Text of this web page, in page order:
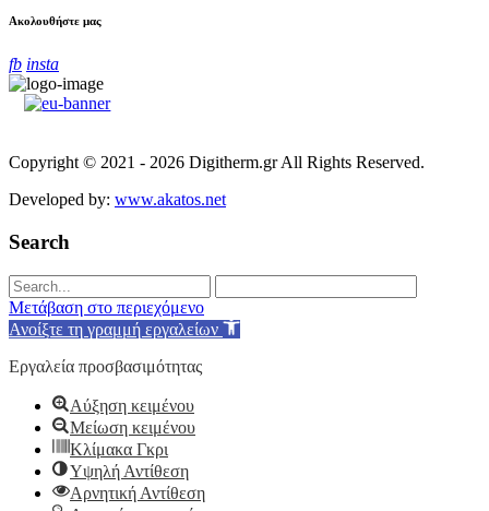
Ακολουθήστε μας
fb insta
Copyright © 2021 - 2026 Digitherm.gr All Rights Reserved.
Developed by: www.akatos.net
Search
Μετάβαση στο περιεχόμενο
Ανοίξτε τη γραμμή εργαλείων
Εργαλεία προσβασιμότητας
Αύξηση κειμένου
Μείωση κειμένου
Κλίμακα Γκρι
Υψηλή Αντίθεση
Αρνητική Αντίθεση